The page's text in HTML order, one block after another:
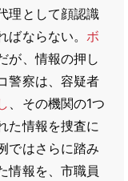
理として顔認識
ばならない。ボ
が、情報の押し
警察は、容疑者
、その機関の1つ
た情報を捜査に
ではさらに踏み
情報を、市職員